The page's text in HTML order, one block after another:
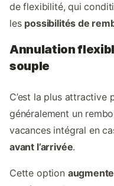
de flexibilité, qui
les possibilités de
Annulation
souple
C’est la plus attractive
généralement un
vacances intégral en
avant l’arrivée.
Cette option